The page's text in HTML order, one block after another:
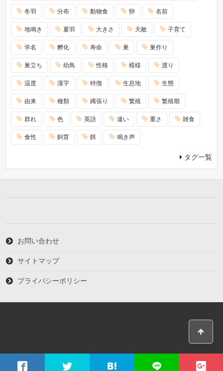
冬羽 分布 動物食 卵 名前
地鳴き 夏羽 大きさ 天敵 子育て
学名 孵化 寿命 巣 巣作り
巣立ち 幼鳥 性格 模様 渡り
温度 漢字 特徴 生息地 生態
由来 種類 縄張り 繁殖 繁殖期
群れ 色 英語 違い 重さ 雑食
食性 飼育 餌 鳴き声
タグ一覧
お問い合わせ
サイトマップ
プライバシーポリシー